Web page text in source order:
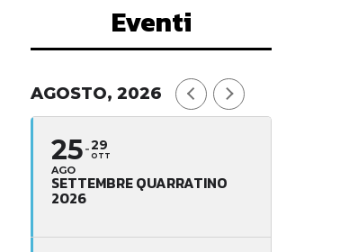
Eventi
AGOSTO, 2026
25
AGO
29
OTT
SETTEMBRE QUARRATINO
2026